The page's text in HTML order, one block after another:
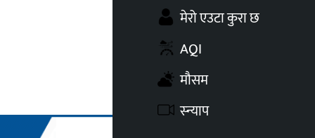
मेरो एउटा कुरा छ
AQI
मौसम
स्न्याप